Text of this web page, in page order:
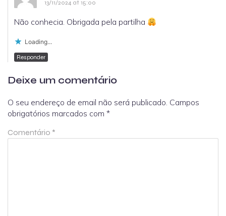
13/11/2024 at 15:00
Não conhecia. Obrigada pela partilha
Loading...
Responder
Deixe um comentário
O seu endereço de email não será publicado. Campos
obrigatórios marcados com *
Comentário *